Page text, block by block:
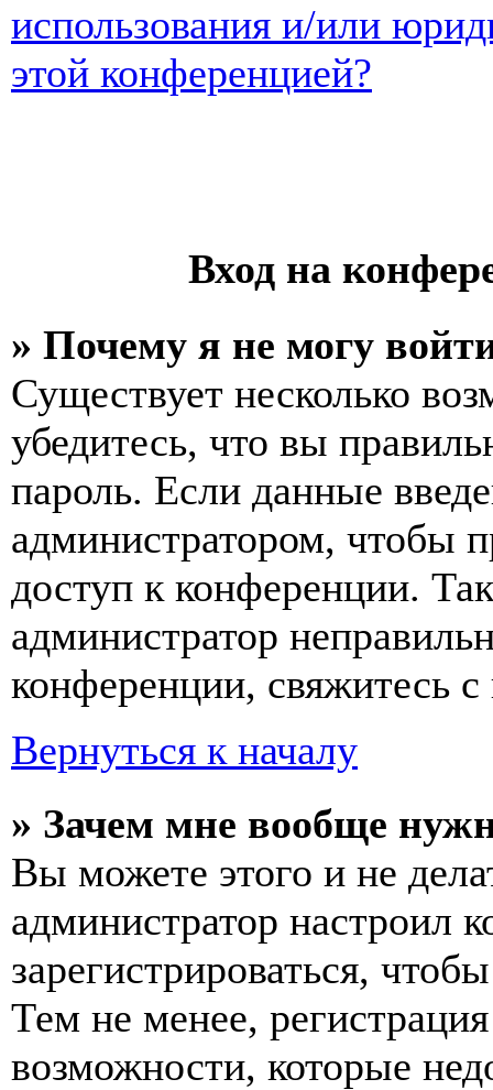
использования и/или
этой конференцией?
Вход на
» Почему я не могу
Существует несколько
убедитесь, что вы
пароль. Если данные
администратором, чтобы
доступ к конференции.
администратор
конференции, свяжитесь
Вернуться к началу
» Зачем мне вообще
Вы можете этого и не
администратор
зарегистрироваться,
Тем не менее,
возможности, которые